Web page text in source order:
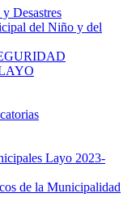
Desastres
del Niño y del
Layo 2023-
de la Municipalidad